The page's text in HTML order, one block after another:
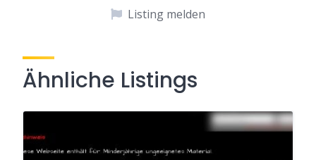
Listing melden
Ähnliche Listings